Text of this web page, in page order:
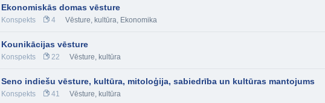
Ekonomiskās domas vēsture
Konspekts 4 Vēsture, kultūra, Ekonomika
Kounikācijas vēsture
Konspekts 22 Vēsture, kultūra
Seno indiešu vēsture, kultūra, mitoloģija, sabiedrība un kultūras mantojums
Konspekts 41 Vēsture, kultūra